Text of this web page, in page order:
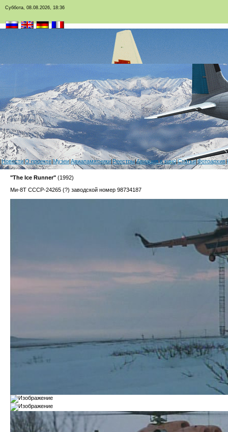
Суббота, 08.08.2026, 18:36
|Новости|О проекте|Музеи|Авиапамятники|Реестры|Авиация в кино|Статьи|Фотоархив|
"The Ice Runner" (1992)
Ми-8Т СССР-24265 (?) заводской номер 98734187